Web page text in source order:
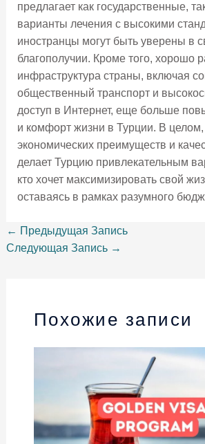
предлагает как государственные,
варианты лечения с высокими
иностранцы могут быть уверены в
благополучии. Кроме того, хорошо
инфраструктура страны, включая
общественный транспорт и
доступ в Интернет, еще больше
и комфорт жизни в Турции. В целом,
экономических преимуществ и
делает Турцию привлекательным
кто хочет максимизировать свой
оставаясь в рамках разумного
← Предыдущая Запись
Следующая Запись →
Похожие записи